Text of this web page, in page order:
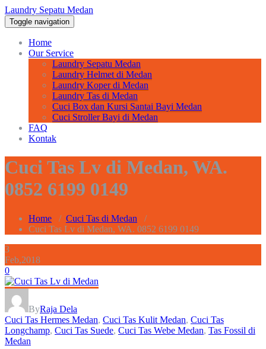
Laundry Sepatu Medan
Toggle navigation
Home
Our Service
Laundry Sepatu Medan
Laundry Helmet di Medan
Laundry Koper di Medan
Laundry Tas di Medan
Cuci Box dan Kursi Santai Bayi Medan
Cuci Stroller Bayi di Medan
FAQ
Kontak
Cuci Tas Lv di Medan, WA.
0852 6199 0149
Home / Cuci Tas di Medan /
Cuci Tas Lv di Medan, WA. 0852 6199 0149
3
Feb,2018
0
ByRaja Dela
Cuci Tas Hermes Medan, Cuci Tas Kulit Medan, Cuci Tas
Longchamp, Cuci Tas Suede, Cuci Tas Webe Medan, Tas Fossil di
Medan